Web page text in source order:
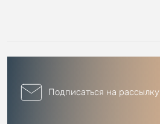
Подписаться на рассылку